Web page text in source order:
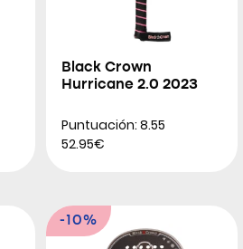
Black Crown
Hurricane 2.0 2023
Puntuación: 8.55
52.95€
-10%